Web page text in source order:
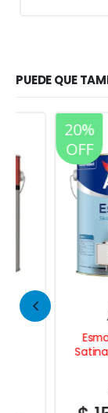
PUEDE QUE
OFF
Esmalte
Satinado